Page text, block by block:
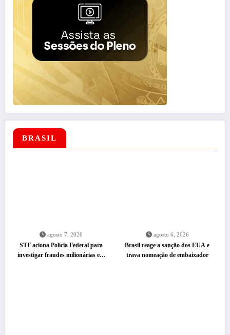
BRASIL
agosto 7, 2026
STF aciona Polícia Federal para
investigar fraudes milionárias em
agosto 6, 2026
Brasil reage a sanção dos EUA e
trava nomeação de embaixador